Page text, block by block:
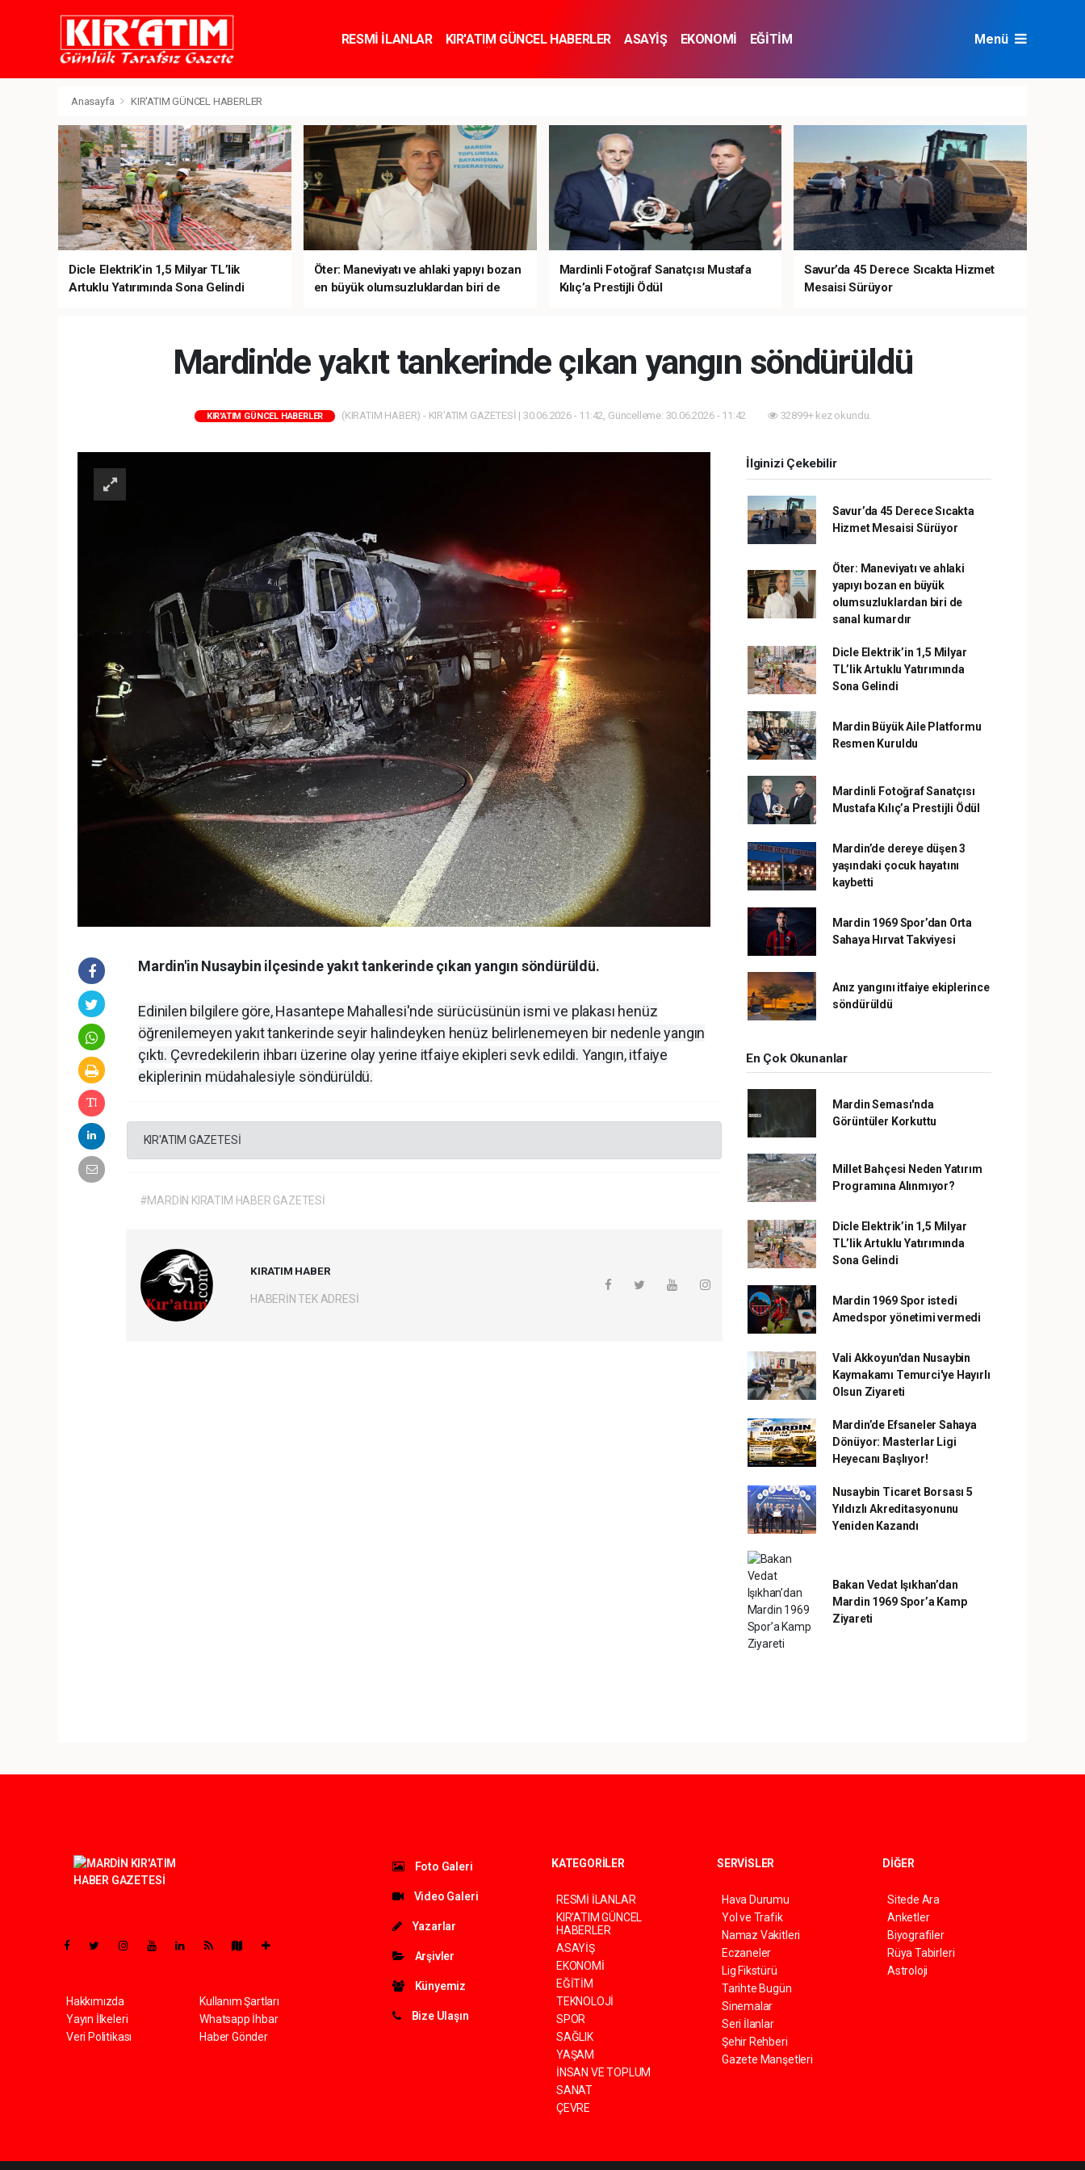
RESMİ İLANLAR KIR'ATIM GÜNCEL HABERLER ASAYİŞ EKONOMİ
EĞİTİM
Menü
Anasayfa KIR'ATIM GÜNCEL HABERLER
Dicle Elektrik’in 1,5 Milyar TL’lik
Artuklu Yatırımında Sona Gelindi
Öter: Maneviyatı ve ahlaki yapıyı bozan
en büyük olumsuzluklardan biri de
Mardinli Fotoğraf Sanatçısı Mustafa
Kılıç’a Prestijli Ödül
Savur’da 45 Derece Sıcakta Hizmet
Mesaisi Sürüyor
Mardin'de yakıt tankerinde çıkan yangın söndürüldü
KIR'ATIM GÜNCEL HABERLER (KIRATIM HABER) - KIR'ATIM GAZETESİ | 30.06.2026 - 11:42, Güncelleme: 30.06.2026 - 11:42 32899+ kez okundu.
Mardin'in Nusaybin ilçesinde yakıt tankerinde çıkan yangın söndürüldü.
Edinilen bilgilere göre, Hasantepe Mahallesi'nde sürücüsünün ismi ve plakası henüz
öğrenilemeyen yakıt tankerinde seyir halindeyken henüz belirlenemeyen bir nedenle yangın
çıktı. Çevredekilerin ihbarı üzerine olay yerine itfaiye ekipleri sevk edildi. Yangın, itfaiye
ekiplerinin müdahalesiyle söndürüldü.
KIR'ATIM GAZETESİ
#MARDİN KIRATIM HABER GAZETESİ
KIRATIM HABER
HABERİN TEK ADRESİ
İlginizi Çekebilir
Savur’da 45 Derece Sıcakta
Hizmet Mesaisi Sürüyor
Öter: Maneviyatı ve ahlaki
yapıyı bozan en büyük
olumsuzluklardan biri de
sanal kumardır
Dicle Elektrik’in 1,5 Milyar
TL’lik Artuklu Yatırımında
Sona Gelindi
Mardin Büyük Aile Platformu
Resmen Kuruldu
Mardinli Fotoğraf Sanatçısı
Mustafa Kılıç’a Prestijli Ödül
Mardin’de dereye düşen 3
yaşındaki çocuk hayatını
kaybetti
Mardin 1969 Spor’dan Orta
Sahaya Hırvat Takviyesi
Anız yangını itfaiye ekiplerince
söndürüldü
En Çok Okunanlar
Mardin Seması'nda
Görüntüler Korkuttu
Millet Bahçesi Neden Yatırım
Programına Alınmıyor?
Dicle Elektrik’in 1,5 Milyar
TL’lik Artuklu Yatırımında
Sona Gelindi
Mardin 1969 Spor istedi
Amedspor yönetimi vermedi
Vali Akkoyun'dan Nusaybin
Kaymakamı Temurci'ye Hayırlı
Olsun Ziyareti
Mardin’de Efsaneler Sahaya
Dönüyor: Masterlar Ligi
Heyecanı Başlıyor!
Nusaybin Ticaret Borsası 5
Yıldızlı Akreditasyonunu
Yeniden Kazandı
Bakan Vedat Işıkhan’dan
Mardin 1969 Spor’a Kamp
Ziyareti
Hakkımızda
Yayın İlkeleri
Veri Politikası
Kullanım Şartları
Whatsapp İhbar
Haber Gönder
Foto Galeri
Video Galeri
Yazarlar
Arşivler
Künyemiz
Bize Ulaşın
KATEGORİLER
RESMİ İLANLAR
KIR'ATIM GÜNCEL
HABERLER
ASAYİŞ
EKONOMİ
EĞİTİM
TEKNOLOJİ
SPOR
SAĞLIK
YAŞAM
İNSAN VE TOPLUM
SANAT
ÇEVRE
SERVİSLER
Hava Durumu
Yol ve Trafik
Namaz Vakitleri
Eczaneler
Lig Fikstürü
Tarihte Bugün
Sinemalar
Seri İlanlar
Şehir Rehberi
Gazete Manşetleri
DİĞER
Sitede Ara
Anketler
Biyografiler
Rüya Tabirleri
Astroloji